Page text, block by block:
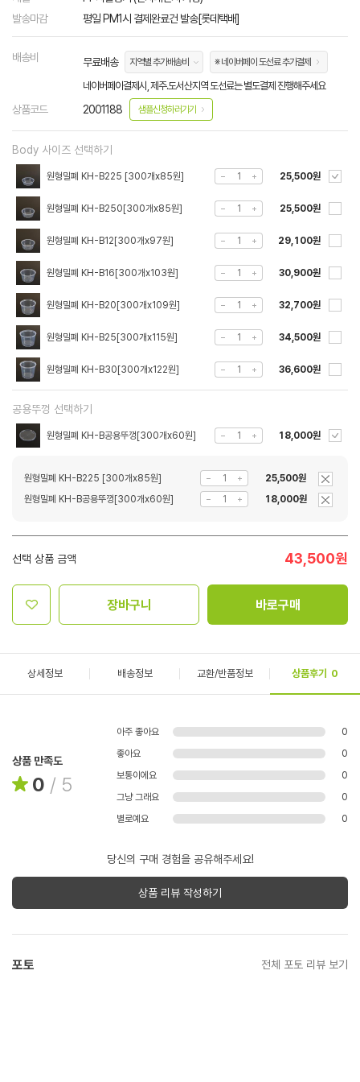
발송마감
평일 PM1시 결제완료건 발송[롯데택배]
배송비 무료배송 지역별 추가배송비 ※ 네이버페이 도선료 추가결제
네이버페이결제시, 제주.도서산지역 도선료는 별도결제 진행해주세요
상품코드 2001188 샘플신청하러가기
Body 사이즈 선택하기
원형밀폐 KH-B225 [300개x85원] 25,500원
원형밀폐 KH-B250[300개x85원] 25,500원
원형밀폐 KH-B12[300개x97원] 29,100원
원형밀폐 KH-B16[300개x103원] 30,900원
원형밀폐 KH-B20[300개x109원] 32,700원
원형밀폐 KH-B25[300개x115원] 34,500원
원형밀폐 KH-B30[300개x122원] 36,600원
공용뚜껑 선택하기
원형밀폐 KH-B공용뚜껑[300개x60원] 18,000원
원형밀폐 KH-B225 [300개x85원]
25,500원
원형밀폐 KH-B공용뚜껑[300개x60원]
18,000원
선택 상품 금액 43,500원
장바구니 바로구매
상세정보 배송정보 교환/반품정보 상품후기 0
상품 만족도
0 / 5
아주 좋아요
0
좋아요
0
보통이에요
0
그냥 그래요
0
별로예요
0
당신의 구매 경험을 공유해주세요!
상품 리뷰 작성하기
포토 전체 포토 리뷰 보기